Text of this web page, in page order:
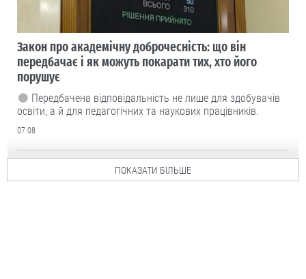
Закон про академічну доброчесність: що він
передбачає і як можуть покарати тих, хто його
порушує
Передбачена відповідальність не лише для здобувачів
освіти, а й для педагогічних та наукових працівників.
07.08
ПОКАЗАТИ БІЛЬШЕ